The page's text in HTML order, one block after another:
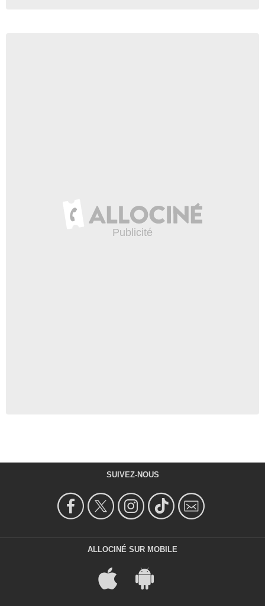
SUIVEZ-NOUS
ALLOCINÉ SUR MOBILE